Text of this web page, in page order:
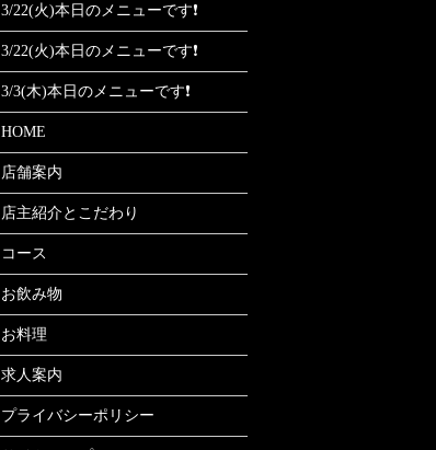
3/22(火)本日のメニューです❗
3/22(火)本日のメニューです❗
3/3(木)本日のメニューです❗
HOME
店舗案内
店主紹介とこだわり
コース
お飲み物
お料理
求人案内
プライバシーポリシー